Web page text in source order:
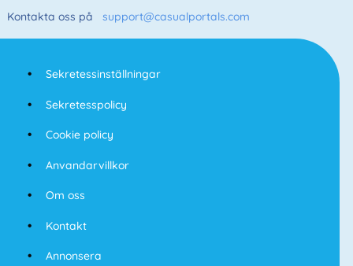
Kontakta oss på support@casualportals.com
Sekretessinställningar
Sekretesspolicy
Cookie policy
Anvandarvillkor
Om oss
Kontakt
Annonsera